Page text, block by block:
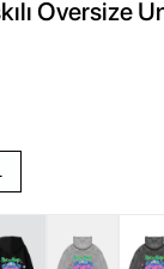
Oversize